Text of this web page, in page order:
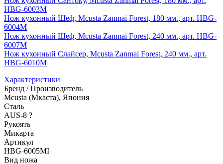
HBG-6003M
Нож кухонный Шеф, Mcusta Zanmai Forest, 180 мм., арт. HBG-
6004M
Нож кухонный Шеф, Mcusta Zanmai Forest, 240 мм., арт. HBG-
6007M
Нож кухонный Слайсер, Mcusta Zanmai Forest, 240 мм., арт.
HBG-6010M
Характеристики
Бренд / Производитель
Mcusta (Мкаста), Япония
Сталь
AUS-8 ?
Рукоять
Микарта
Артикул
HBG-6005MI
Вид ножа